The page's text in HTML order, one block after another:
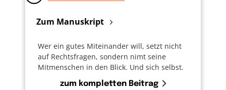
Zum Manuskript
Wer ein gutes Miteinander will, setzt nicht
auf Rechtsfragen, sondern nimt seine
Mitmenschen in den Blick. Und sich selbst.
zum kompletten Beitrag